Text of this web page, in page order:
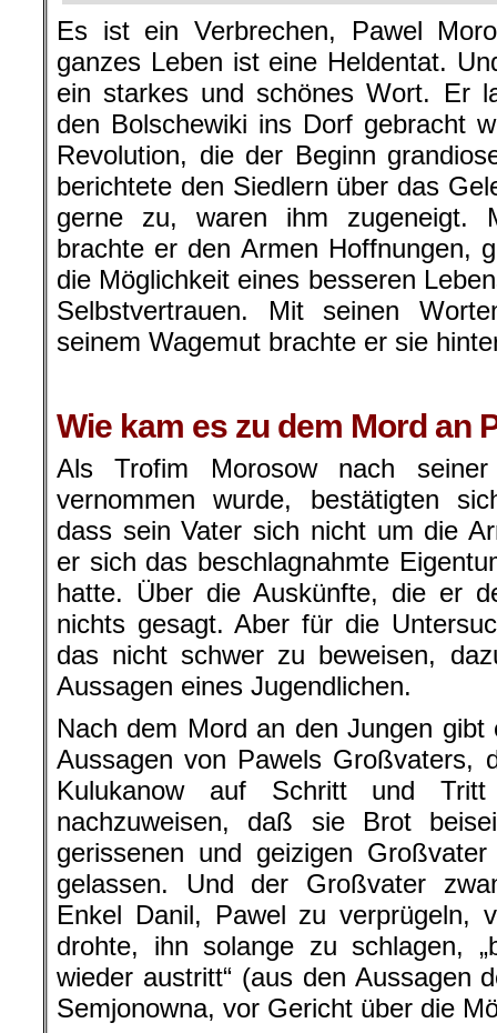
Es ist ein Verbrechen, Pawel
ganzes Leben ist eine Heldentat.
ein starkes und schönes Wort. Er
den Bolschewiki ins Dorf gebracht
Revolution, die der Beginn
berichtete den Siedlern über das
gerne zu, waren ihm zugeneigt.
brachte er den Armen Hoffnungen,
die Möglichkeit eines besseren
Selbstvertrauen. Mit seinen
seinem Wagemut brachte er sie
Wie kam es zu dem Mord an
Als Trofim Morosow nach
vernommen wurde, bestätigten
dass sein Vater sich nicht um die
er sich das beschlagnahmte
hatte. Über die Auskünfte, die er
nichts gesagt. Aber für die
das nicht schwer zu beweisen,
Aussagen eines Jugendlichen.
Nach dem Mord an den Jungen
Aussagen von Pawels Großvaters,
Kulukanow auf Schritt und
nachzuweisen, daß sie Brot
gerissenen und geizigen
gelassen. Und der Großvater
Enkel Danil, Pawel zu verprügeln,
drohte, ihn solange zu schlagen,
wieder austritt“ (aus den Aussagen
Semjonowna, vor Gericht über die